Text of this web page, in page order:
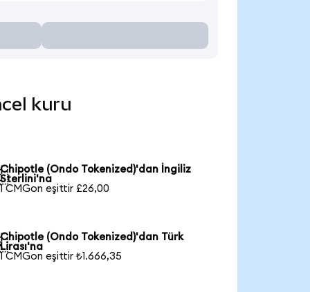
kuru
Chipotle (Ondo Tokenized)'dan İngiliz
Sterlini'na
1 CMGon eşittir £26,00
Chipotle (Ondo Tokenized)'dan Türk
Lirası'na
1 CMGon eşittir ₺1.666,35